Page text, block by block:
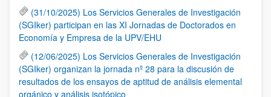
(31/10/2025) Los Servicios Generales de Investigación
(SGIker) participan en las XI Jornadas de Doctorados en
Economía y Empresa de la UPV/EHU
(12/06/2025) Los Servicios Generales de Investigación
(SGIker) organizan la jornada nº 28 para la discusión de
resultados de los ensayos de aptitud de análisis elemental
orgánico y análisis isotópico